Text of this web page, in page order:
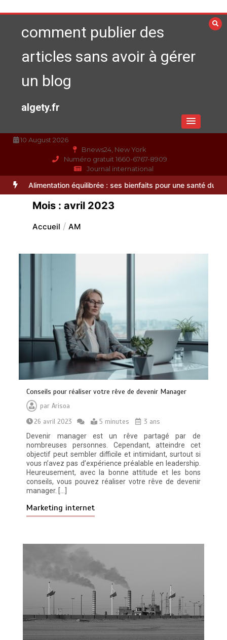
au
contenucomment publier des
articles sans avoir à gérer
un blog
algety.fr
10 August 2026
Bnews24, New York
Numéro gratuit 1660-6767-8909
Journal international
cuisine professionnel pour affiner vos préparations
Mois : avril 2023
Accueil AM
Conseils pour réaliser votre rêve de devenir Manager
parArisoa
26 avril 2023
5 minutes
3 ans
Devenir manager est un rêve partagé par de
nombreuses personnes. Cependant, atteindre cet
objectif peut sembler difficile et intimidant, surtout si
vous n’avez pas d’expérience préalable en leadership.
Heureusement, avec la bonne attitude et les bons
conseils, vous pouvez réaliser votre rêve de devenir
manager. […]
Marketing internet